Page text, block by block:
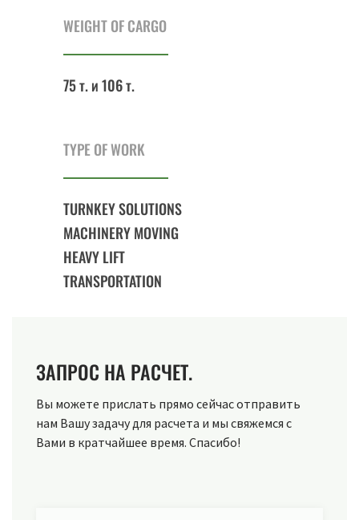
WEIGHT OF CARGO
75 т. и 106 т.
TYPE OF WORK
TURNKEY SOLUTIONS
MACHINERY MOVING
HEAVY LIFT
TRANSPORTATION
ЗАПРОС НА РАСЧЕТ.
Вы можете прислать прямо сейчас отправить
нам Вашу задачу для расчета и мы свяжемся с
Вами в кратчайшее время. Спасибо!